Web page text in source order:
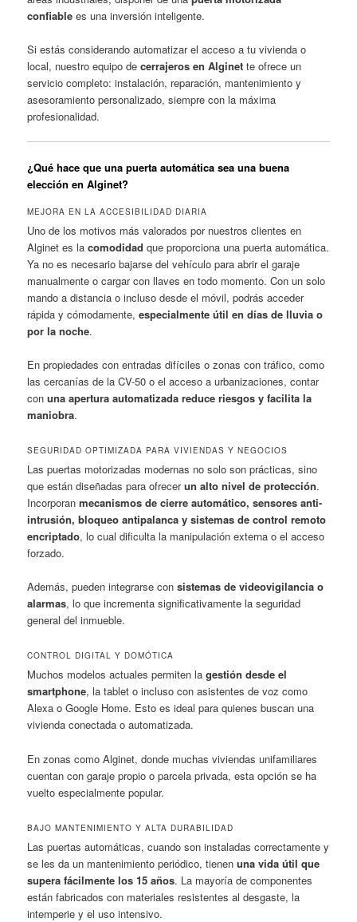
confiable es una inversión inteligente.
Si estás considerando automatizar el acceso a tu vivienda o
local, nuestro equipo decerrajeros en Alginet te ofrece un
servicio completo: instalación, reparación, mantenimiento y
asesoramiento personalizado, siempre con la máxima
profesionalidad.
¿Qué hace que una puerta automática sea una buena
elección en Alginet?
MEJORA EN LA ACCESIBILIDAD DIARIA
Uno de los motivos más valorados por nuestros clientes en
Alginet es lacomodidad que proporciona una puerta automática.
Ya no es necesario bajarse del vehículo para abrir el garaje
manualmente o cargar con llaves en todo momento. Con un solo
mando a distancia o incluso desde el móvil, podrás acceder
rápida y cómodamente,especialmente útil en días de lluvia o
por la noche.
En propiedades con entradas difíciles o zonas con tráfico, como
las cercanías de la CV-50 o el acceso a urbanizaciones, contar
conuna apertura automatizada reduce riesgos y facilita la
maniobra.
SEGURIDAD OPTIMIZADA PARA VIVIENDAS Y NEGOCIOS
Las puertas motorizadas modernas no solo son prácticas, sino
que están diseñadas para ofrecerun alto nivel de protección.
Incorporanmecanismos de cierre automático, sensores anti-
intrusión, bloqueo antipalanca y sistemas de control remoto
encriptado, lo cual dificulta la manipulación externa o el acceso
forzado.
Además, pueden integrarse consistemas de videovigilancia o
alarmas, lo que incrementa significativamente la seguridad
general del inmueble.
CONTROL DIGITAL Y DOMÓTICA
Muchos modelos actuales permiten lagestión desde el
smartphone, la tablet o incluso con asistentes de voz como
Alexa o Google Home. Esto es ideal para quienes buscan una
vivienda conectada o automatizada.
En zonas como Alginet, donde muchas viviendas unifamiliares
cuentan con garaje propio o parcela privada, esta opción se ha
vuelto especialmente popular.
BAJO MANTENIMIENTO Y ALTA DURABILIDAD
Las puertas automáticas, cuando son instaladas correctamente y
se les da un mantenimiento periódico, tienenuna vida útil que
supera fácilmente los 15 años. La mayoría de componentes
están fabricados con materiales resistentes al desgaste, la
intemperie y el uso intensivo.